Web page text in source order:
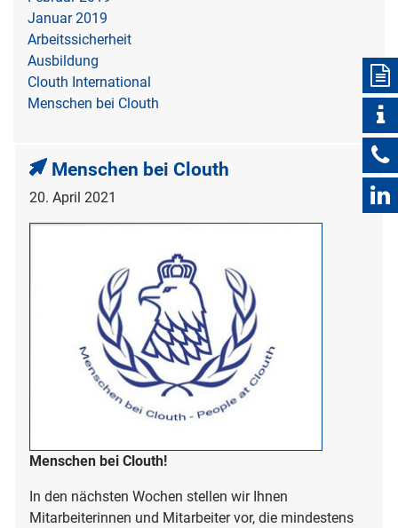
Januar 2019
Arbeitssicherheit
Ausbildung
Clouth International
Menschen bei Clouth
Menschen bei Clouth
20. April 2021
Menschen bei Clouth!
In den nächsten Wochen stellen wir Ihnen
Mitarbeiterinnen und Mitarbeiter vor, die mindestens